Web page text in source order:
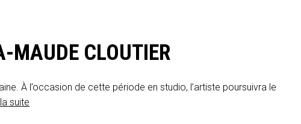
MAUDE CLOUTIER
À l’occasion de cette période en studio, l’artiste poursuivra le
suite